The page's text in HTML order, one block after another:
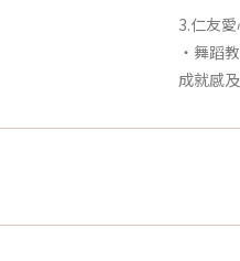
3.仁友
‧舞蹈
成就感